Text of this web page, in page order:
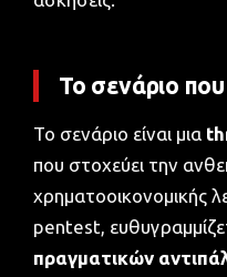
Το σενάριο
Το σενάριο είναι μια
που στοχεύει την
χρηματοοικονομικής
pentest,
πραγματικών